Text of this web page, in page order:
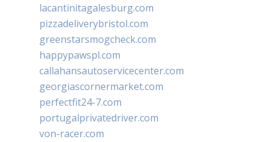
lacantinitagalesburg.com
pizzadeliverybristol.com
greenstarsmogcheck.com
happypawspl.com
callahansautoservicecenter.com
georgiascornermarket.com
perfectfit24-7.com
portugalprivatedriver.com
von-racer.com